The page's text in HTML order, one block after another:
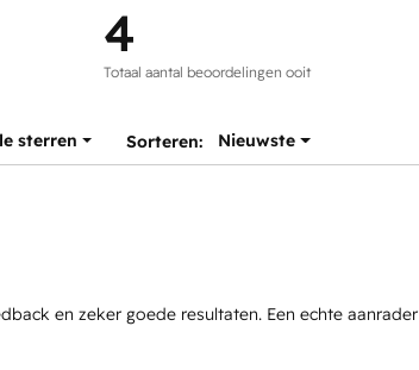
4
Totaal aantal beoordelingen ooit
sterren Sorteren: Nieuwste
en zeker goede resultaten. Een echte aanrader